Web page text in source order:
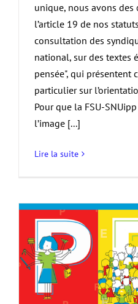
unique, nous avons des
l’article 19 de nos
consultation des
national, sur des textes
pensée", qui présentent
particulier sur
Pour que la FSU-
l’image [...]
Lire la suite